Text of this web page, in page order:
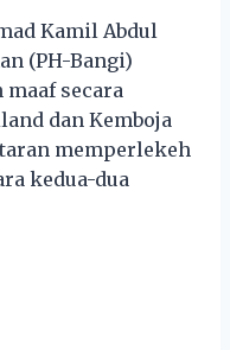
Kamil Abdul
(PH-Bangi)
secara
dan Kemboja
memperlekeh
kedua-dua